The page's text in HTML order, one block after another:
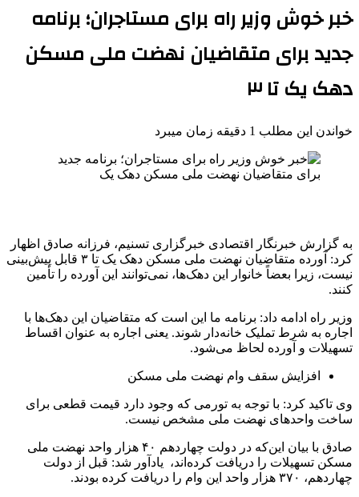
خبر خوش وزیر راه برای مستاجران؛ برنامه‌
جدید برای متقاضیان نهضت ملی مسکن
دهک‌ یک تا ۳
خواندن این مطلب 1 دقیقه زمان میبرد
به گزارش خبرنگار اقتصادی خبرگزاری تسنیم، فرزانه صادق اظهار
کرد:‌ آورده‌ متقاضیان نهضت ملی مسکن دهک‌ یک تا ۳ قابل پیش‌بینی
نیست، زیرا بعضاً خانوار این دهک‌ها، نمی‌توانند این آورده را تأمین
کنند.
وزیر راه ادامه داد:‌ برنامه ما این است که متقاضیان این دهک‌ها با
اجاره به شرط تملیک خانه‌دار شوند. یعنی اجاره‌ به عنوان اقساط
تسهیلات و آورده لحاظ می‌شود.
افزایش سقف وام نهضت ملی مسکن
وی تاکید کرد:‌ با توجه به تورمی که وجود دارد قیمت قطعی برای
ساخت واحدهای نهضت ملی مشخص نیست.
صادق با بیان این‌که در دولت چهاردهم ۴۰ هزار واحد نهضت ملی
مسکن تسهیلات را دریافت کرده‌اند، ‌ یادآور شد: قبل از دولت
چهاردهم، ۳۷۰ هزار واحد این وام را دریافت کرده بودند.